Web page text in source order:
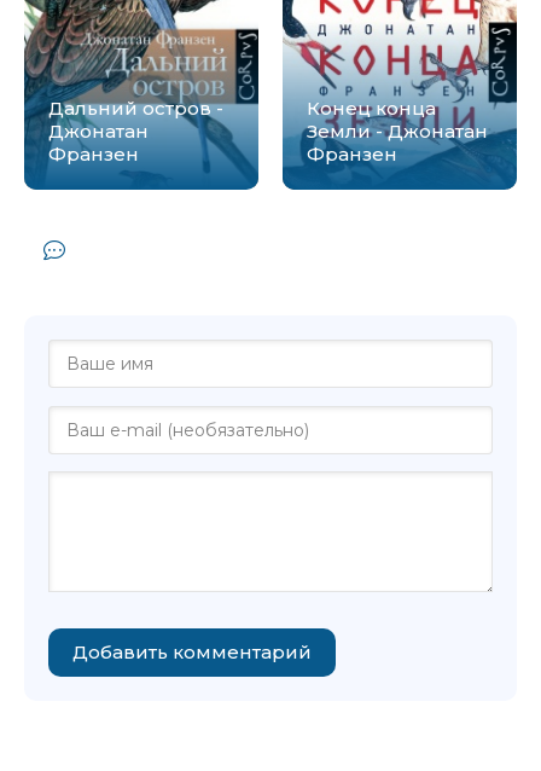
Дальний остров -
Джонатан
Франзен
Конец конца
Земли - Джонатан
Франзен
Добавить комментарий